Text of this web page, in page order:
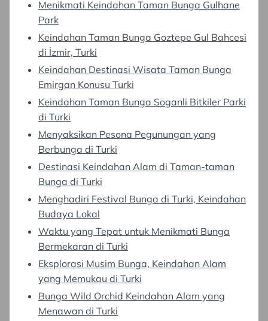
Menikmati Keindahan Taman Bunga Gulhane
Park
Keindahan Taman Bunga Goztepe Gul Bahcesi
di İzmir, Turki
Keindahan Destinasi Wisata Taman Bunga
Emirgan Konusu Turki
Keindahan Taman Bunga Soganli Bitkiler Parki
di Turki
Menyaksikan Pesona Pegunungan yang
Berbunga di Turki
Destinasi Keindahan Alam di Taman-taman
Bunga di Turki
Menghadiri Festival Bunga di Turki, Keindahan
Budaya Lokal
Waktu yang Tepat untuk Menikmati Bunga
Bermekaran di Turki
Eksplorasi Musim Bunga, Keindahan Alam
yang Memukau di Turki
Bunga Wild Orchid Keindahan Alam yang
Menawan di Turki